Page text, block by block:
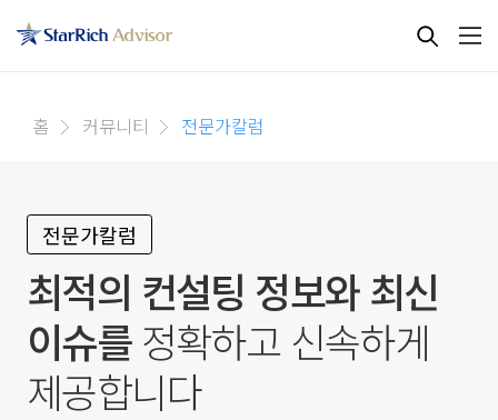
홈 커뮤니티 전문가칼럼
전문가칼럼
최적의 컨설팅 정보와 최신
이슈를정확하고 신속하게
제공합니다